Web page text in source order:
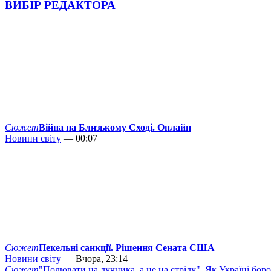
ВИБІР РЕДАКТОРА
СюжетВійна на Близькому Сході. Онлайн
Новини світу — 00:07
СюжетПекельні санкції. Рішення Сената США
Новини світу — Вчора, 23:14